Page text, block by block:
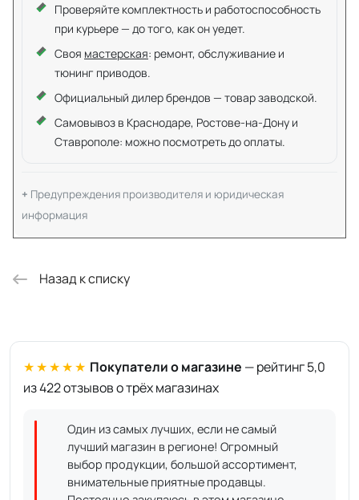
Проверяйте комплектность и работоспособность
при курьере — до того, как он уедет.
Своя мастерская: ремонт, обслуживание и
тюнинг приводов.
Официальный дилер брендов — товар заводской.
Самовывоз в Краснодаре, Ростове-на-Дону и
Ставрополе: можно посмотреть до оплаты.
Предупреждения производителя и юридическая
информация
Назад к списку
★★★★★ Покупатели о магазине — рейтинг 5,0
из 422 отзывов о трёх магазинах
Один из самых лучших, если не самый
лучший магазин в регионе! Огромный
выбор продукции, большой ассортимент,
внимательные приятные продавцы.